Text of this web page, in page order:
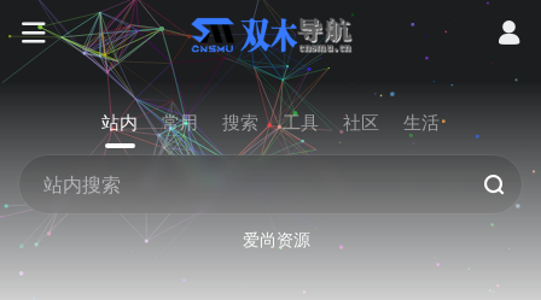
站内 常用 搜索 工具 社区 生活
爱尚资源